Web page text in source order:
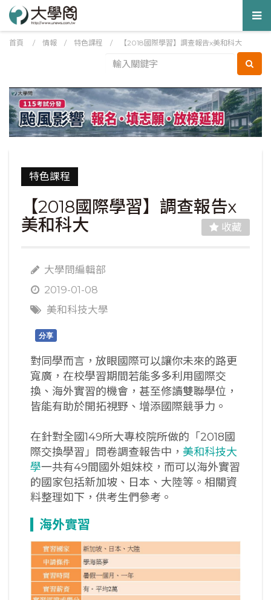
首頁 / 情報 / 特色課程 / 【2018國際學習】調查報告x美和科大
特色課程
【2018國際學習】調查報告x
美和科大
收藏
大學問編輯部
2019-01-08
美和科技大學
分享
對同學而言，放眼國際可以讓你未來的路更
寬廣，在校學習期間若能多多利用國際交
換、海外實習的機會，甚至修讀雙聯學位，
皆能有助於開拓視野、增添國際競爭力。
在針對全國149所大專校院所做的「2018國
際交換學習」問卷調查報告中， 美和科技大
學一共有49間國外姐妹校，而可以海外實習
的國家包括新加坡、日本、大陸等。相關資
料整理如下，供考生們參考。
海外實習